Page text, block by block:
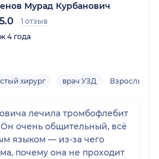
Мурад Курбанович
5.0
1 отзыв
4 года
хирург врач УЗД Взрослый
лечила тромбофлебит
очень общительный, всё
языком — из-за чего
почему она не проходит